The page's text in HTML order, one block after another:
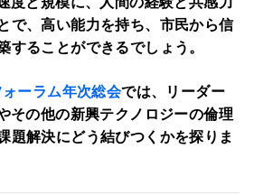
で、高い能力を持ち、市民から信
することができるでしょう。
ーラム年次総会では、リーダー
その他の新興テクノロジーの倫理
題解決にどう結びつくかを探りま